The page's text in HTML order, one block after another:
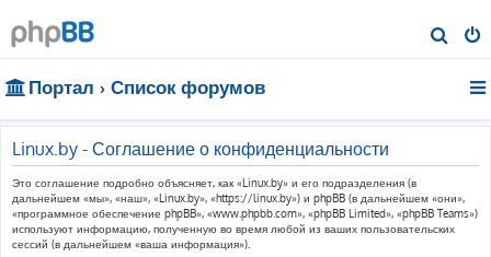
о
Портал Список форумов
Linux.by - Соглашение о конфиденциальности
Это соглашение подробно объясняет, как «Linux.by» и его подразделения (в
дальнейшем «мы», «наш», «Linux.by», «https://linux.by») и phpBB (в дальнейшем «они»,
«программное обеспечение phpBB», «www.phpbb.com», «phpBB Limited», «phpBB Teams»)
используют информацию, полученную во время любой из ваших пользовательских
сессий (в дальнейшем «ваша информация»).